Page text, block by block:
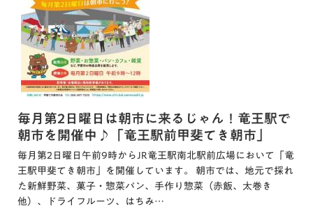
毎月第2日曜日は朝市に来るじゃん！竜王駅で
朝市を開催中♪「竜王駅前甲斐てき朝市」
毎月第2日曜日午前9時からJR竜王駅南北駅前広場において「竜
王駅甲斐てき朝市」を開催しています。 朝市では、地元で採れ
た新鮮野菜、菓子・惣菜パン、手作り惣菜（赤飯、太巻き
他）、ドライフルーツ、はちみ…